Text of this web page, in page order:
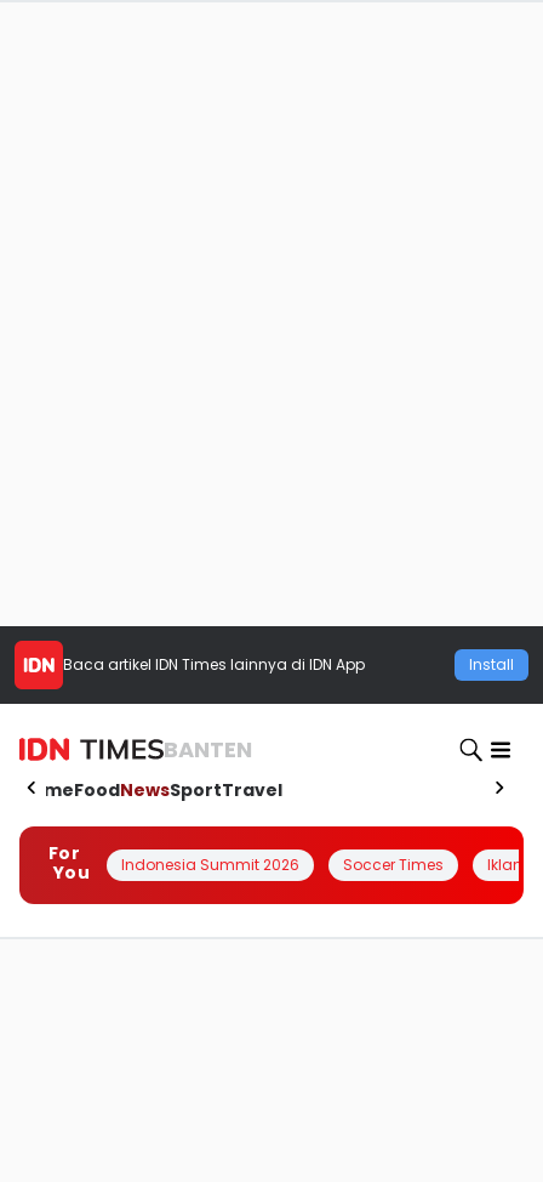
Baca artikel IDN Times lainnya di IDN App Install
BANTEN
HomeFoodNewsSportTravel
For
You
Indonesia Summit 2026 Soccer Times Iklanin